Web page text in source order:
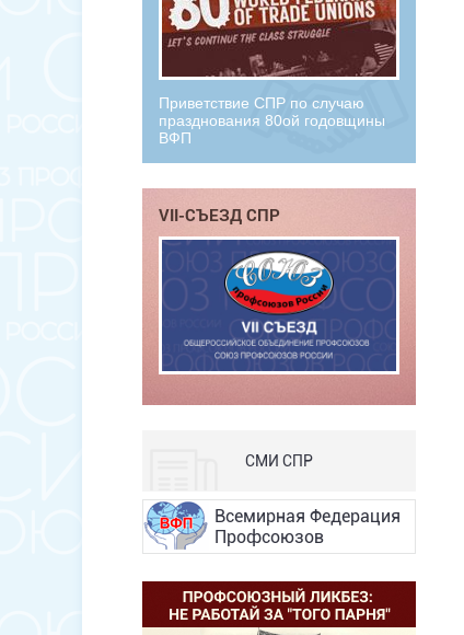
Приветствие СПР по случаю
празднования 80ой годовщины
ВФП
VII-СЪЕЗД СПР
СМИ СПР
Всемирная Федерация
Профсоюзов